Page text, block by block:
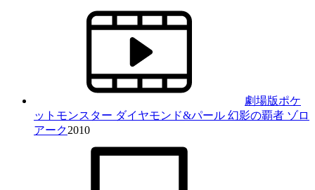
劇場版ポケ
ットモンスター ダイヤモンド&パール 幻影の覇者 ゾロ
アーク2010